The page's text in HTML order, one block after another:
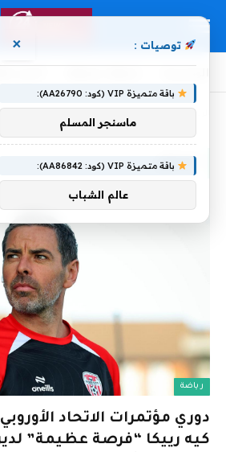
أخبار
لينش
رياضة
دوري مؤتمرات الاتحاد
كيه رييكا “فرصة عظيمة”
توصيات : ×
باقة متميزة VIP (كود: AA26790):
ماسنجر المسلم
باقة متميزة VIP (كود: AA86842):
عالم الشباب